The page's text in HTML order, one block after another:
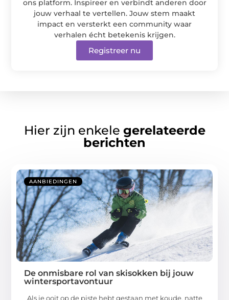
ons platform. Inspireer en verbindt anderen door
jouw verhaal te vertellen. Jouw stem maakt
impact en versterkt een community waar
verhalen écht betekenis krijgen.
Registreer nu
Hier zijn enkele gerelateerde
berichten
AANBIEDINGEN
De onmisbare rol van skisokken bij jouw
wintersportavontuur
Als je ooit op de piste hebt gestaan met koude, natte